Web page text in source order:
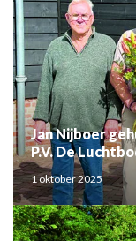
Jan Nijboer
P.V. De
1 oktober 2025